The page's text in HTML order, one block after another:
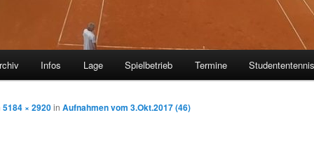
Infos Lage Spielbetrieb Termine
5184 × 2920in Aufnahmen vom 3.Okt.2017 (46)